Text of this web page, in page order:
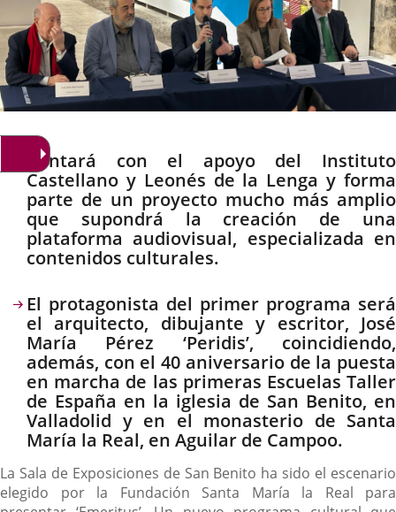
Descripción
Contará con el apoyo del Instituto
Castellano y Leonés de la Lenga y forma
parte de un proyecto mucho más amplio
que supondrá la creación de una
plataforma audiovisual, especializada en
contenidos culturales.
El protagonista del primer programa será
el arquitecto, dibujante y escritor, José
María Pérez ‘Peridis’, coincidiendo,
además, con el 40 aniversario de la puesta
en marcha de las primeras Escuelas Taller
de España en la iglesia de San Benito, en
Valladolid y en el monasterio de Santa
María la Real, en Aguilar de Campoo.
La Sala de Exposiciones de San Benito ha sido el escenario
elegido por la Fundación Santa María la Real para